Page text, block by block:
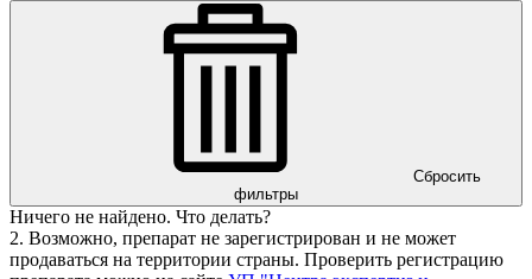
Сбросить
фильтры
Ничего не найдено. Что делать?
2. Возможно, препарат не зарегистрирован и не может
продаваться на территории страны. Проверить регистрацию